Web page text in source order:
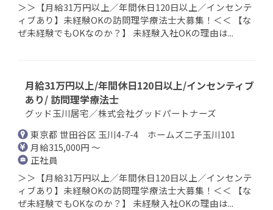
＞＞【月給31万円以上／年間休日120日以上／インセンテ
ィブあり】未経験OKの訪問理学療法士大募集！＜＜ 【な
ぜ未経験でもOKなのか？】 未経験入社OKの理由は...
月給31万円以上/年間休日120日以上/インセンティブ
あり/ 訪問理学療法士
グッド玉川居宅／株式会社グッドパートナーズ
東京都 世田谷区 玉川4-7-4 ホームズ二子玉川101
月給315,000円 ～
正社員
＞＞【月給31万円以上／年間休日120日以上／インセンテ
ィブあり】未経験OKの訪問理学療法士大募集！＜＜ 【な
ぜ未経験でもOKなのか？】 未経験入社OKの理由は...